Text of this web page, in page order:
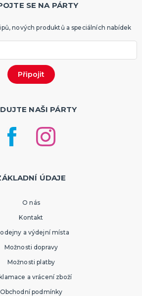
SE NA PÁRTY
nových produktů a speciálních nabídek
NAŠI PÁRTY
ÚDAJE
O nás
Kontakt
a výdejní místa
Možnosti dopravy
Možnosti platby
a vrácení zboží
Obchodní podmínky